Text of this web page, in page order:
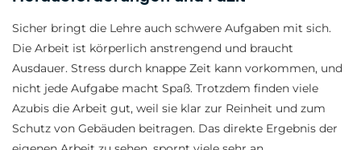
Sicher bringt die Lehre auch schwere Aufgaben mit sich.
Die Arbeit ist körperlich anstrengend und braucht
Ausdauer. Stress durch knappe Zeit kann vorkommen, und
nicht jede Aufgabe macht Spaß. Trotzdem finden viele
Azubis die Arbeit gut, weil sie klar zur Reinheit und zum
Schutz von Gebäuden beitragen. Das direkte Ergebnis der